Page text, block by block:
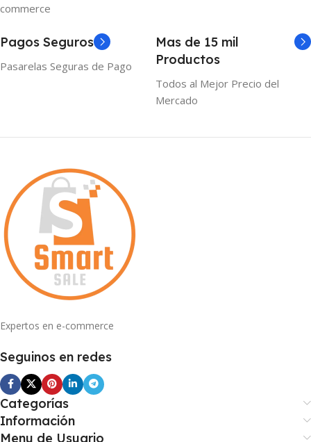
commerce
Pagos Seguros
Pasarelas Seguras de Pago
Mas de 15 mil
Productos
Todos al Mejor Precio del
Mercado
Expertos en e-commerce
Seguinos en redes
Categorías
Información
Menu de Usuario